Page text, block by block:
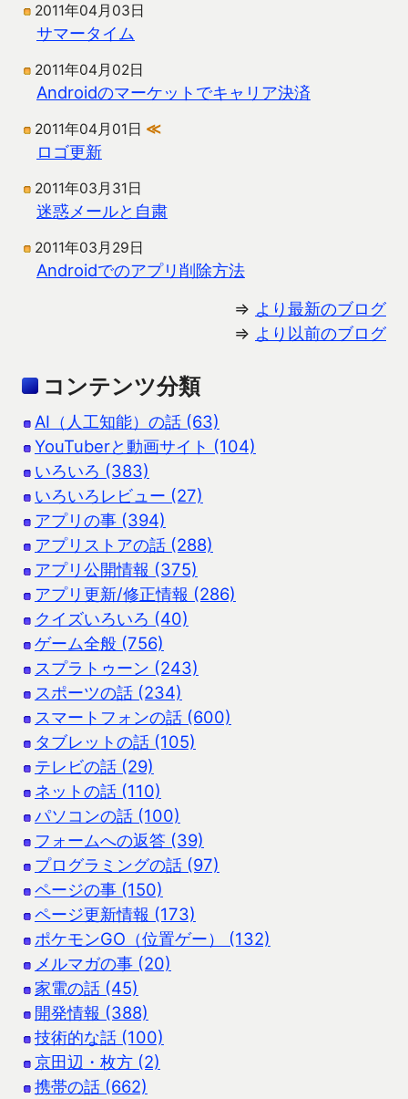
2011年04月03日
サマータイム
2011年04月02日
Androidのマーケットでキャリア決済
2011年04月01日 ≪
ロゴ更新
2011年03月31日
迷惑メールと自粛
2011年03月29日
Androidでのアプリ削除方法
⇒ より最新のブログ
⇒ より以前のブログ
コンテンツ分類
AI（人工知能）の話 (63)
YouTuberと動画サイト (104)
いろいろ (383)
いろいろレビュー (27)
アプリの事 (394)
アプリストアの話 (288)
アプリ公開情報 (375)
アプリ更新/修正情報 (286)
クイズいろいろ (40)
ゲーム全般 (756)
スプラトゥーン (243)
スポーツの話 (234)
スマートフォンの話 (600)
タブレットの話 (105)
テレビの話 (29)
ネットの話 (110)
パソコンの話 (100)
フォームへの返答 (39)
プログラミングの話 (97)
ページの事 (150)
ページ更新情報 (173)
ポケモンGO（位置ゲー） (132)
メルマガの事 (20)
家電の話 (45)
開発情報 (388)
技術的な話 (100)
京田辺・枚方 (2)
携帯の話 (662)